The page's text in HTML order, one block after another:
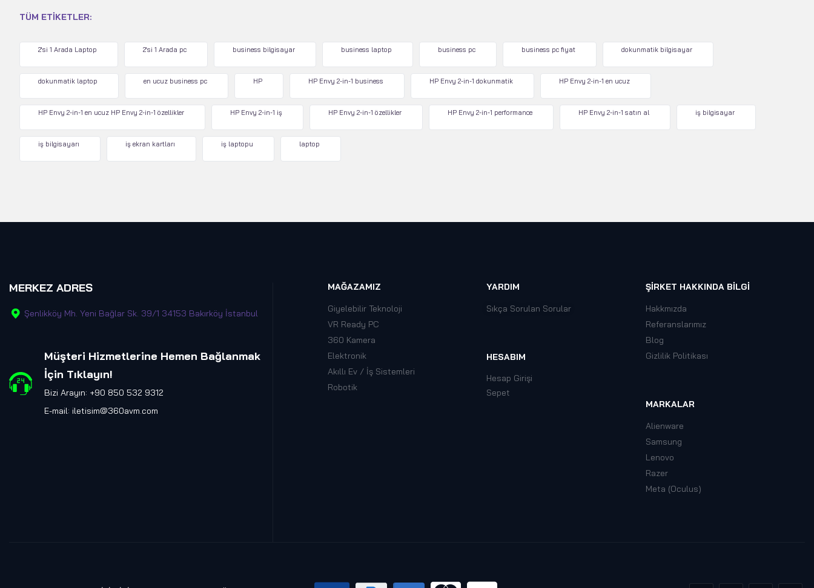
TÜM ETIKETLER:
2'si 1 Arada Laptop 2'si 1 Arada pc business bilgisayar business laptop business pc business pc fiyat dokunmatik bilgisayar
dokunmatik laptop en ucuz business pc HP HP Envy 2-in-1 business HP Envy 2-in-1 dokunmatik HP Envy 2-in-1 en ucuz
HP Envy 2-in-1 en ucuz HP Envy 2-in-1 özellikler HP Envy 2-in-1 iş HP Envy 2-in-1 özellikler HP Envy 2-in-1 performance HP Envy 2-in-1 satın al iş bilgisayar
iş bilgisayarı iş ekran kartları iş laptopu laptop
MERKEZ ADRES
Şenlikköy Mh. Yeni Bağlar Sk. 39/1 34153 Bakırköy İstanbul
Müşteri Hizmetlerine Hemen Bağlanmak
İçin Tıklayın!
Bizi Arayın: +90 850 532 9312
E-mail: iletisim@360avm.com
MAĞAZAMIZ
Giyelebilir Teknoloji
VR Ready PC
360 Kamera
Elektronik
Akıllı Ev / İş Sistemleri
Robotik
YARDIM
Sıkça Sorulan Sorular
HESABIM
Hesap Girişi
Sepet
ŞIRKET HAKKINDA BILGI
Hakkmızda
Referanslarımız
Blog
Gizlilik Politikası
MARKALAR
Alienware
Samsung
Lenovo
Razer
Meta (Oculus)